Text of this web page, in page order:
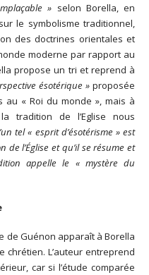
» selon Borella, en
le symbolisme traditionnel,
des doctrines orientales et
moderne par rapport au
propose un tri et reprend à
ésotérique » proposée
« Roi du monde », mais à
tradition de l’Eglise nous
tel « esprit d’ésotérisme » est
l’Église et qu’il se résume et
appelle le « mystère du
de Guénon apparaît à Borella
L’auteur entreprend
car si l’étude comparée